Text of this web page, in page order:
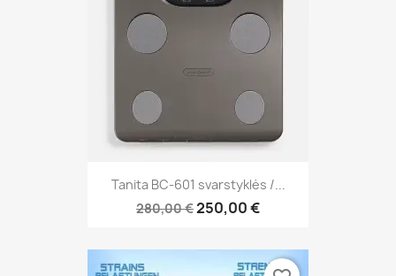
Tanita BC-601 svarstyklės /...
280,00 €250,00 €